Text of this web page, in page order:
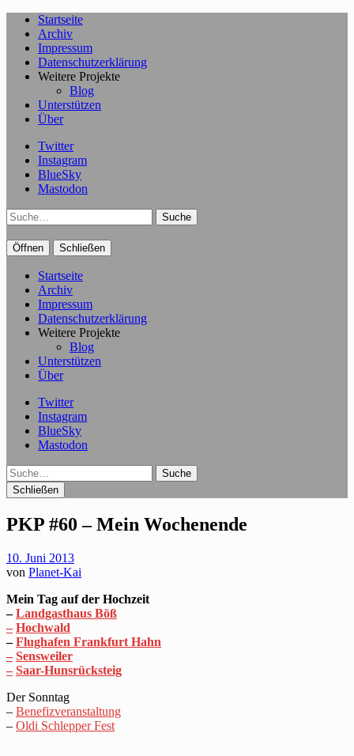
Startseite
Archiv
Impressum
Datenschutzerklärung
Weitere Projekte
Blog
Unterstützen
Über
Twitter
Instagram
BlueSky
Mastodon
Suche
Öffnen Schließen
Startseite
Archiv
Impressum
Datenschutzerklärung
Weitere Projekte
Blog
Unterstützen
Über
Twitter
Instagram
BlueSky
Mastodon
Suche
Schließen
PKP #60 – Mein Wochenende
10. Juni 2013
von Planet-Kai
Mein Tag auf der Hochzeit
–Landgasthaus Böß
– Hochwald
–Flughafen Frankfurt Hahn
– Sensweiler
– Saar-Hunsrücksteig
Der Sonntag
– Benefizveranstaltung
– Oldi Schlepper Fest